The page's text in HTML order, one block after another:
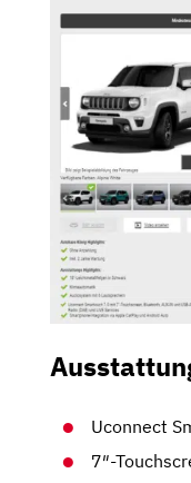
Uconnect
7″-